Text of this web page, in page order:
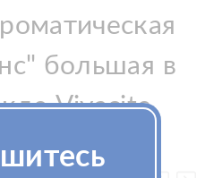
большая в
Vivacite
купили